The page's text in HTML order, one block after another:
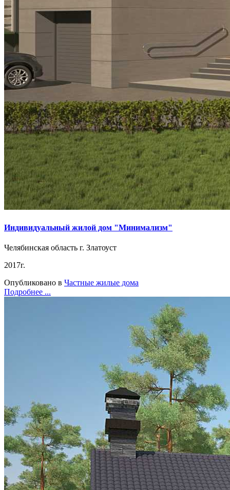
Индивидуальный жилой дом "Минимализм"
Челябинская область г. Златоуст
2017г.
Опубликовано в Частные жилые дома
Подробнее ...